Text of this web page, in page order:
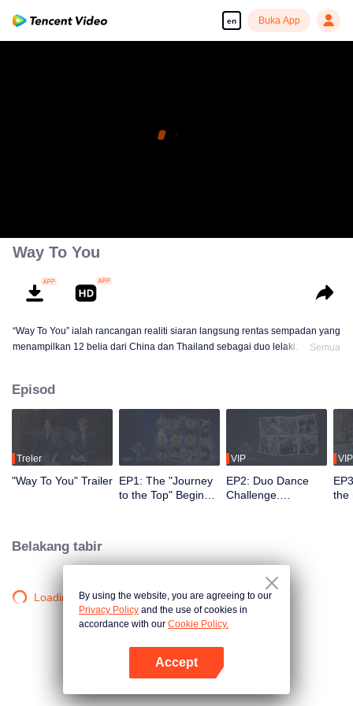
en Buka App
Way To You
“Way To You” ialah rancangan realiti siaran langsung rentas sempadan yang
menampilkan 12 belia dari China dan Thailand sebagai duo lelaki. Selama
yang paling popular dengan kimia terkuat akan membuat debut di pentas
global.
Semua
Episod
Treler
"Way To You" Trailer EP1: The "Journey
to the Top" Begins -
VIP
EP2: Duo Dance
Challenge.
VIP
the
Belakang tabir
Loading…By using the website, you are agreeing to our
Privacy Policy and the use of cookies in
accordance with our Cookie Policy.
Accept